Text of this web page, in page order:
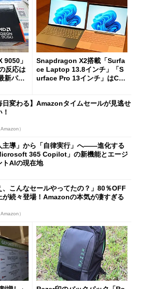
9050」
反応は
新パー
Snapdragon X2搭載「Surfa
ce Laptop 13.8インチ」「S
urface Pro 13インチ」はCop
た
日変わる】Amazonタイムセールが見逃せ
）
主導」から「自律実行」へ――進化する
365 Copilot」の新機能とエージ
トAIの現在地
、こんなセールやってたの？」80％OFF
が続々登場！Amazonの本気が凄すぎる
）